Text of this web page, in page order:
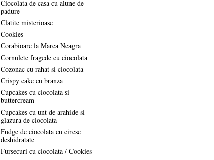
Ciocolata de casa cu alune de
padure
Clatite misterioase
Cookies
Corabioare la Marea Neagra
Cornulete fragede cu ciocolata
Cozonac cu rahat si ciocolata
Crispy cake cu branza
Cupcakes cu ciocolata si
buttercream
Cupcakes cu unt de arahide si
glazura de ciocolata
Fudge de ciocolata cu cirese
deshidratate
Fursecuri cu ciocolata / Cookies